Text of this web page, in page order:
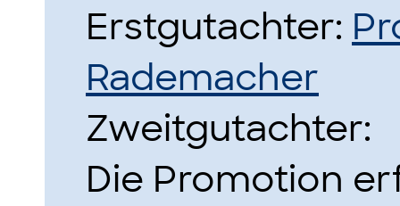
Erstgutachter:
Rademacher
Zweitgutachter:
Die Promotion